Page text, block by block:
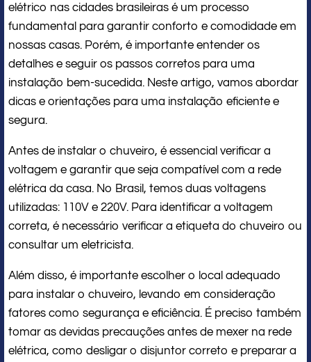
elétrico nas cidades brasileiras é um processo
fundamental para garantir conforto e comodidade em
nossas casas. Porém, é importante entender os
detalhes e seguir os passos corretos para uma
instalação bem-sucedida. Neste artigo, vamos abordar
dicas e orientações para uma instalação eficiente e
segura.
Antes de instalar o chuveiro, é essencial verificar a
voltagem e garantir que seja compatível com a rede
elétrica da casa. No Brasil, temos duas voltagens
utilizadas: 110V e 220V. Para identificar a voltagem
correta, é necessário verificar a etiqueta do chuveiro ou
consultar um eletricista.
Além disso, é importante escolher o local adequado
para instalar o chuveiro, levando em consideração
fatores como segurança e eficiência. É preciso também
tomar as devidas precauções antes de mexer na rede
elétrica, como desligar o disjuntor correto e preparar a